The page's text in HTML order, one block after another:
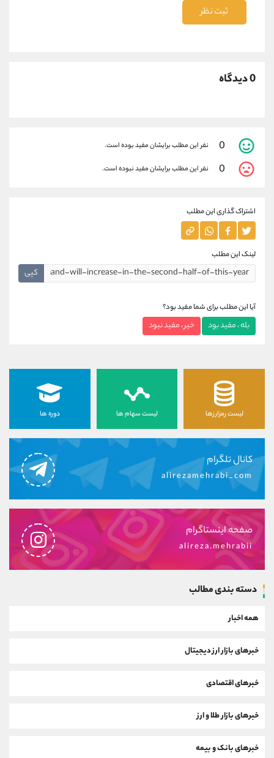
ثبت نظر
0 دیدگاه
0 نفر این مطلب برایشان مفید بوده است.
0 نفر این مطلب برایشان مفید نبوده است.
اشتراک گذاری این مطلب
لینک این مطلب
کپی
آیا این مطلب برای شما مفید بود؟
بله ، مفید بود خیر ، مفید نبود
لیست رمزارزها لیست سهام ها دوره ها
کانال تلگرام
alirezamehrabi_com
صفحه اینستاگرام
alireza.mehrabii
دسته بندی مطالب
همه اخبار
خبرهای بازار ارز دیجیتال
خبرهای اقتصادی
خبرهای بازار طلا و ارز
خبرهای بانک و بیمه